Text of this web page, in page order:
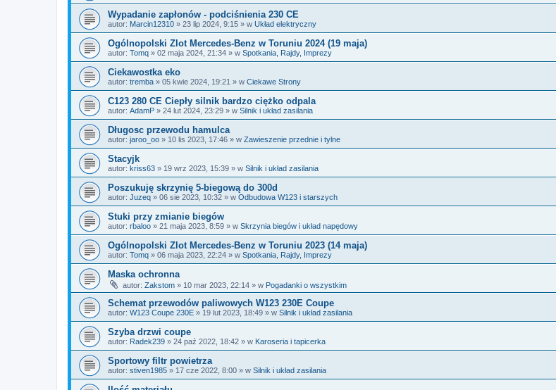
Wypadanie zapłonów - podciśnienia 230 CE
autor: Marcin12310 » 23 lip 2024, 9:15 » w Układ elektryczny
Ogólnopolski Zlot Mercedes-Benz w Toruniu 2024 (19 maja)
autor: Tomq » 02 maja 2024, 21:34 » w Spotkania, Rajdy, Imprezy
Ciekawostka eko
autor: tremba » 05 kwie 2024, 19:21 » w Ciekawe Strony
C123 280 CE Ciepły silnik bardzo ciężko odpala
autor: AdamP » 24 lut 2024, 23:29 » w Silnik i układ zasilania
Długosc przewodu hamulca
autor: jaroo_oo » 10 lis 2023, 17:46 » w Zawieszenie przednie i tylne
Stacyjk
autor: kriss63 » 19 wrz 2023, 15:39 » w Silnik i układ zasilania
Poszukuję skrzynię 5-biegową do 300d
autor: Juzeq » 06 sie 2023, 10:32 » w Odbudowa W123 i starszych
Stuki przy zmianie biegów
autor: rbaloo » 21 maja 2023, 8:59 » w Skrzynia biegów i układ napędowy
Ogólnopolski Zlot Mercedes-Benz w Toruniu 2023 (14 maja)
autor: Tomq » 06 maja 2023, 22:24 » w Spotkania, Rajdy, Imprezy
Maska ochronna
autor: Zakstom » 10 mar 2023, 22:14 » w Pogadanki o wszystkim
Schemat przewodów paliwowych W123 230E Coupe
autor: W123 Coupe 230E » 19 lut 2023, 18:49 » w Silnik i układ zasilania
Szyba drzwi coupe
autor: Radek239 » 24 paź 2022, 18:42 » w Karoseria i tapicerka
Sportowy filtr powietrza
autor: stiven1985 » 17 cze 2022, 8:00 » w Silnik i układ zasilania